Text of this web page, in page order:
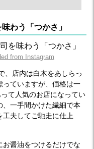
わう「つかさ」
from Instagram
、店内は白木をあしらっ
っていますが、価格は一
て人気のお店になってい
、一手間かけた繊細で本
夫してご馳走に仕上
醤油をつけるだけでな